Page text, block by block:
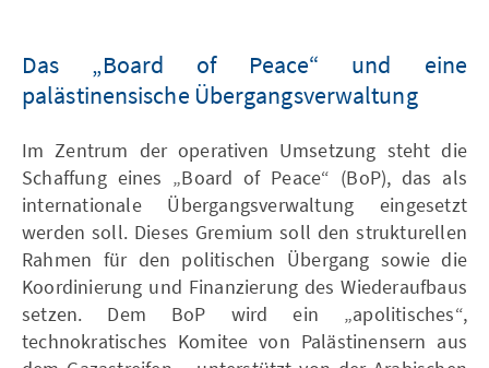
Das „Board of Peace“ und eine
palästinensische Übergangsverwaltung
Im Zentrum der operativen Umsetzung steht die
Schaffung eines „Board of Peace“ (BoP), das als
internationale Übergangsverwaltung eingesetzt
werden soll. Dieses Gremium soll den strukturellen
Rahmen für den politischen Übergang sowie die
Koordinierung und Finanzierung des Wiederaufbaus
setzen. Dem BoP wird ein „apolitisches“,
technokratisches Komitee von Palästinensern aus